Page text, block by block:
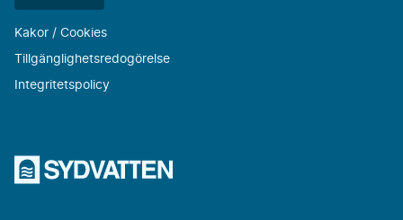
Kakor / Cookies
Tillgänglighetsredogörelse
Integritetspolicy